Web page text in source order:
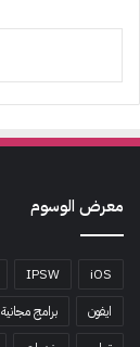
معرض الوسوم
iOS
IPSW
ايفون
برامج مجانية